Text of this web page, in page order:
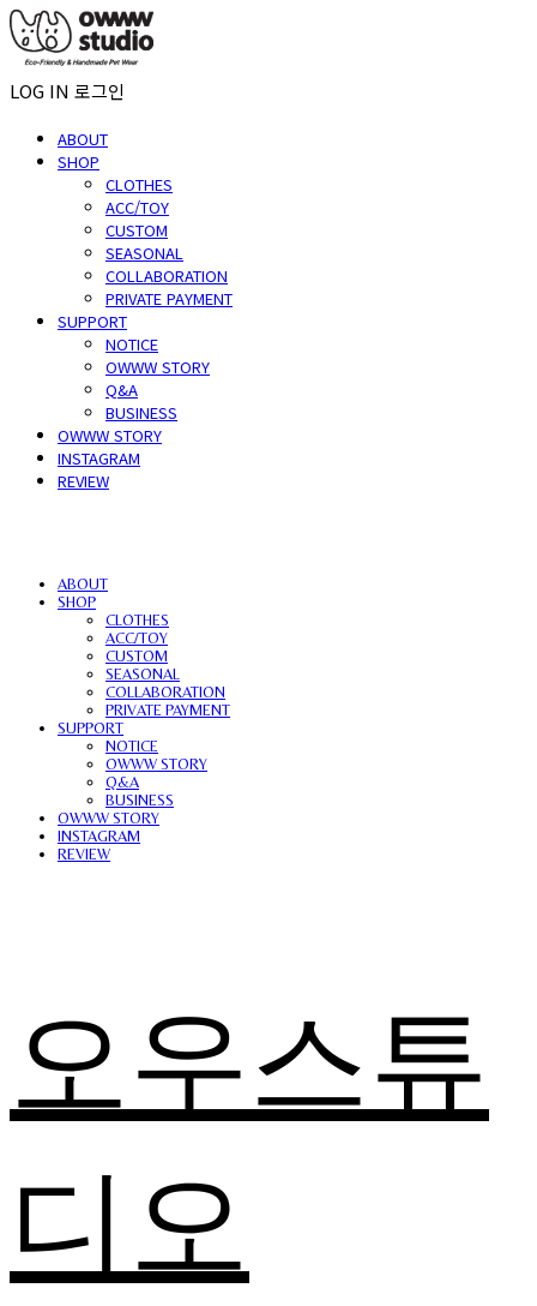
LOG IN 로그인
ABOUT
SHOP
CLOTHES
ACC/TOY
CUSTOM
SEASONAL
COLLABORATION
PRIVATE PAYMENT
SUPPORT
NOTICE
OWWW STORY
Q&A
BUSINESS
OWWW STORY
INSTAGRAM
REVIEW
ABOUT
SHOP
CLOTHES
ACC/TOY
CUSTOM
SEASONAL
COLLABORATION
PRIVATE PAYMENT
SUPPORT
NOTICE
OWWW STORY
Q&A
BUSINESS
OWWW STORY
INSTAGRAM
REVIEW
오우스튜
디오